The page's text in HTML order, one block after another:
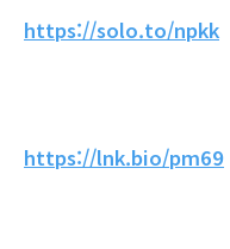
https://solo.to/npkk
https://lnk.bio/pm69